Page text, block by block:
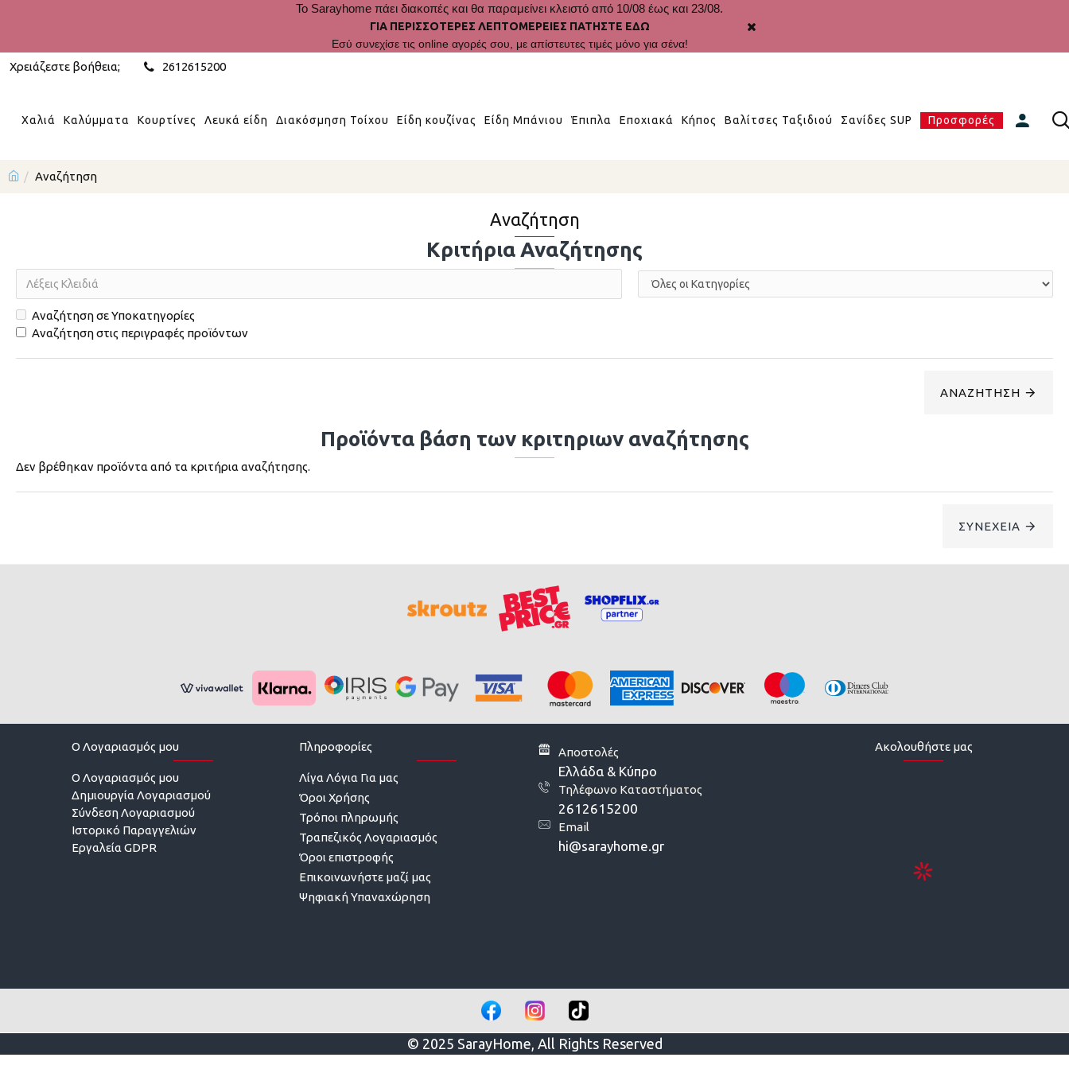
Το Sarayhome πάει διακοπές και θα παραμείνει κλειστό από 10/08 έως και 23/08.
ΓΙΑ ΠΕΡΙΣΣΟΤΕΡΕΣ ΛΕΠΤΟΜΕΡΕΙΕΣ ΠΑΤΗΣΤΕ ΕΔΩ
Εσύ συνεχίσε τις online αγορές σου, με απίστευτες τιμές μόνο για σένα!
Χρειάζεστε βοήθεια; 2612615200
Χαλιά Καλύμματα Κουρτίνες Λευκά είδη Διακόσμηση Τοίχου Είδη κουζίνας Είδη Μπάνιου Έπιπλα Εποχιακά Κήπος Βαλίτσες Ταξιδιού Σανίδες SUP Προσφορές
Αναζήτηση
Αναζήτηση
Κριτήρια Αναζήτησης
Αναζήτηση σε Υποκατηγορίες
Αναζήτηση στις περιγραφές προϊόντων
ΑΝΑΖΉΤΗΣΗ
Προϊόντα βάση των κριτηριων αναζήτησης
Δεν βρέθηκαν προϊόντα από τα κριτήρια αναζήτησης.
ΣΥΝΈΧΕΙΑ
O Λογαριασμός μου
O Λογαριασμός μου
Δημιουργία Λογαριασμού
Σύνδεση Λογαριασμού
Ιστορικό Παραγγελιών
Εργαλεία GDPR
Πληροφορίες
Λίγα Λόγια Για μας
Όροι Χρήσης
Τρόποι πληρωμής
Τραπεζικός Λογαριασμός
Όροι επιστροφής
Επικοινωνήστε μαζί μας
Ψηφιακή Υπαναχώρηση
Αποστολές
Ελλάδα & Κύπρο
Τηλέφωνο Καταστήματος
2612615200
Email
hi@sarayhome.gr
Ακολουθήστε μας
© 2025 SarayHome, All Rights Reserved